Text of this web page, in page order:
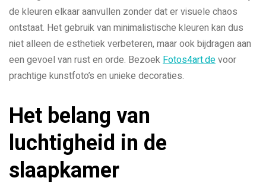
de kleuren elkaar aanvullen zonder dat er visuele chaos
ontstaat. Het gebruik van minimalistische kleuren kan dus
niet alleen de esthetiek verbeteren, maar ook bijdragen aan
een gevoel van rust en orde. BezoekFotos4art.devoor
prachtige kunstfoto’s en unieke decoraties.
Het belang van
luchtigheid in de
slaapkamer